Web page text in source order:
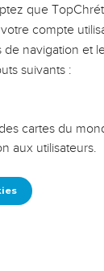
que
compte
navigation et
suivants :
cartes du
aux utilisateurs.